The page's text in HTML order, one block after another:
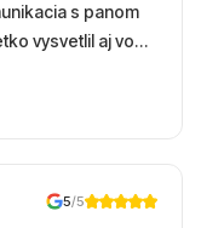
s panom
vysvetlil aj vo
Hotel
more,
5/5